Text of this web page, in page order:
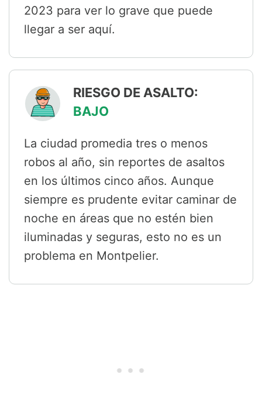
2023 para ver lo grave que puede
llegar a ser aquí.
RIESGO DE ASALTO:
BAJO
La ciudad promedia tres o menos
robos al año, sin reportes de asaltos
en los últimos cinco años. Aunque
siempre es prudente evitar caminar de
noche en áreas que no estén bien
iluminadas y seguras, esto no es un
problema en Montpelier.